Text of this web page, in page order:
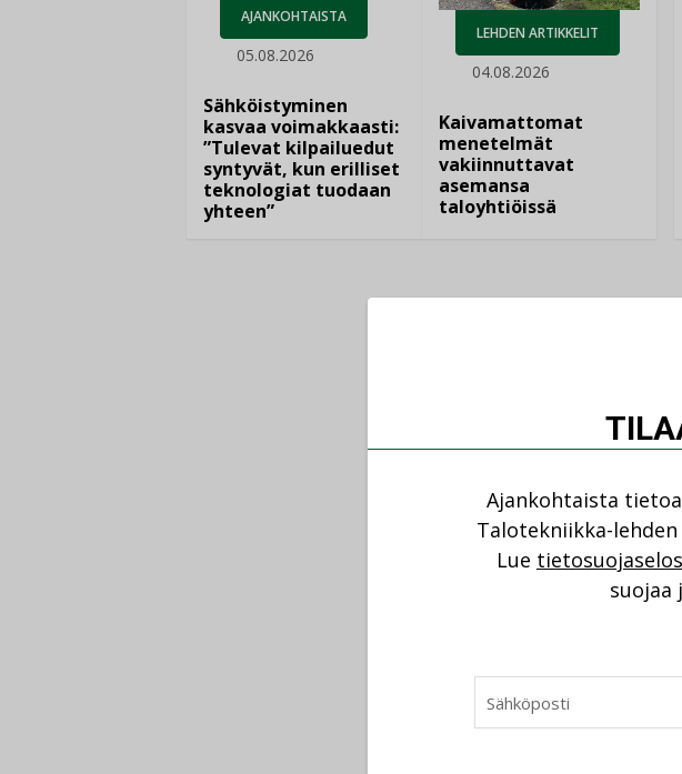
AJANKOHTAISTA
05.08.2026
Sähköistyminen
kasvaa voimakkaasti:
”Tulevat kilpailuedut
syntyvät, kun erilliset
teknologiat tuodaan
yhteen”
LEHDEN ARTIKKELIT
04.08.2026
Kaivamattomat
menetelmät
vakiinnuttavat
asemansa
taloyhtiöissä
Ajankohtaista
Talotekniikka-
Lue
suojaa